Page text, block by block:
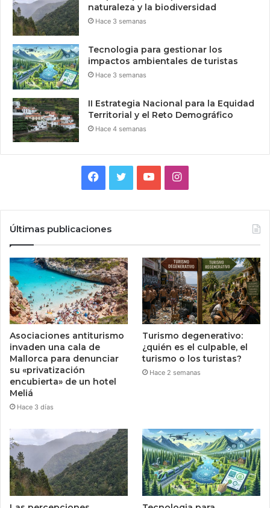
naturaleza y la biodiversidad
Hace 3 semanas
Tecnologia para gestionar los
impactos ambientales de turistas
Hace 3 semanas
II Estrategia Nacional para la Equidad
Territorial y el Reto Demográfico
Hace 4 semanas
Facebook
TwitterYouTubeInstagram
Últimas publicaciones
Asociaciones antiturismo
invaden una cala de
Mallorca para denunciar
su «privatización
encubierta» de un hotel
Meliá
Hace 3 días
Turismo degenerativo:
¿quién es el culpable, el
turismo o los turistas?
Hace 2 semanas